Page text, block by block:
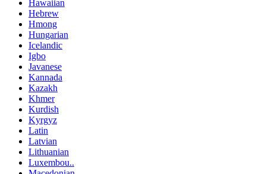
Hawaiian
Hebrew
Hmong
Hungarian
Icelandic
Igbo
Javanese
Kannada
Kazakh
Khmer
Kurdish
Kyrgyz
Latin
Latvian
Lithuanian
Luxembou..